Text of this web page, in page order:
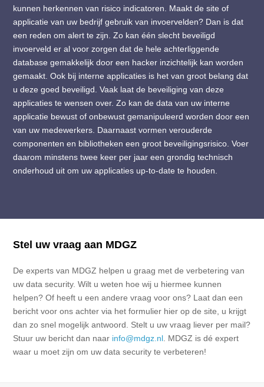
kunnen herkennen van risico indicatoren. Maakt de site of
applicatie van uw bedrijf gebruik van invoervelden? Dan is dat
een reden om alert te zijn. Zo kan één slecht beveiligd
invoerveld er al voor zorgen dat de hele achterliggende
database gemakkelijk door een hacker inzichtelijk kan worden
gemaakt. Ook bij interne applicaties is het van groot belang dat
u deze goed beveiligd. Vaak laat de beveiliging van deze
applicaties te wensen over. Zo kan de data van uw interne
applicatie bewust of onbewust gemanipuleerd worden door een
van uw medewerkers. Daarnaast vormen verouderde
componenten en bibliotheken een groot beveiligingsrisico. Voer
daarom minstens twee keer per jaar een grondig technisch
onderhoud uit om uw applicaties up-to-date te houden.
Stel uw vraag aan MDGZ
De experts van MDGZ helpen u graag met de verbetering van
uw data security. Wilt u weten hoe wij u hiermee kunnen
helpen? Of heeft u een andere vraag voor ons? Laat dan een
bericht voor ons achter via het formulier hier op de site, u krijgt
dan zo snel mogelijk antwoord. Stelt u uw vraag liever per mail?
Stuur uw bericht dan naar info@mdgz.nl . MDGZ is dé expert
waar u moet zijn om uw data security te verbeteren!